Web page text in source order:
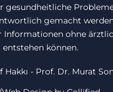
gesundheitliche
gemacht
Informationen ohne
entstehen können.
Hakkı - Prof. Dr. Murat